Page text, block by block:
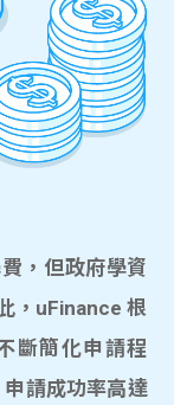
，但政府學資
，uFinance 根
斷簡化申請程
請成功率高達